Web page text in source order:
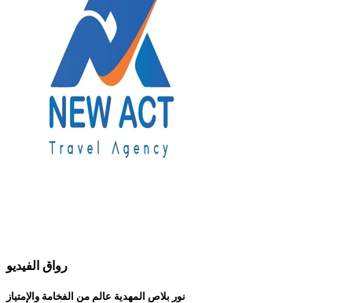
رواق الفيديو
نور بلاص المهدية عالم من الفخامة والإمتياز